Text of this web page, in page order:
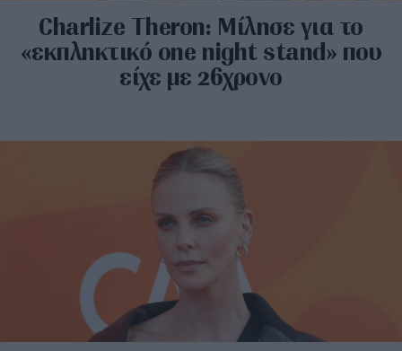
Charlize Theron: Μίλησε για το
«εκπληκτικό one night stand» που
είχε με 26χρονο